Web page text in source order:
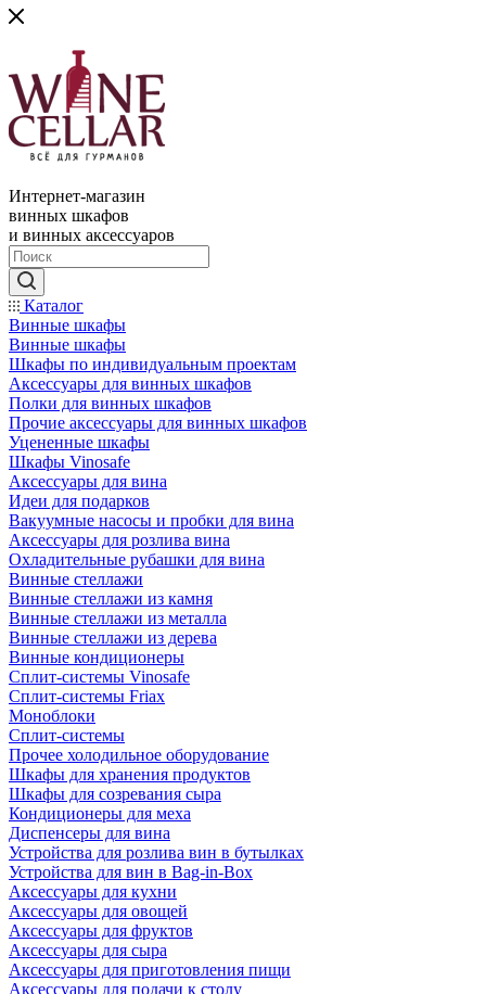
Интернет-магазин
винных шкафов
и винных аксессуаров
Каталог
Винные шкафы
Винные шкафы
Шкафы по индивидуальным проектам
Аксессуары для винных шкафов
Полки для винных шкафов
Прочие аксессуары для винных шкафов
Уцененные шкафы
Шкафы Vinosafe
Аксессуары для вина
Идеи для подарков
Вакуумные насосы и пробки для вина
Аксессуары для розлива вина
Охладительные рубашки для вина
Винные стеллажи
Винные стеллажи из камня
Винные стеллажи из металла
Винные стеллажи из дерева
Винные кондиционеры
Сплит-системы Vinosafe
Сплит-системы Friax
Моноблоки
Сплит-системы
Прочее холодильное оборудование
Шкафы для хранения продуктов
Шкафы для созревания сыра
Кондиционеры для меха
Диспенсеры для вина
Устройства для розлива вин в бутылках
Устройства для вин в Bag-in-Box
Аксессуары для кухни
Аксессуары для овощей
Аксессуары для фруктов
Аксессуары для сыра
Аксессуары для приготовления пищи
Аксессуары для подачи к столу